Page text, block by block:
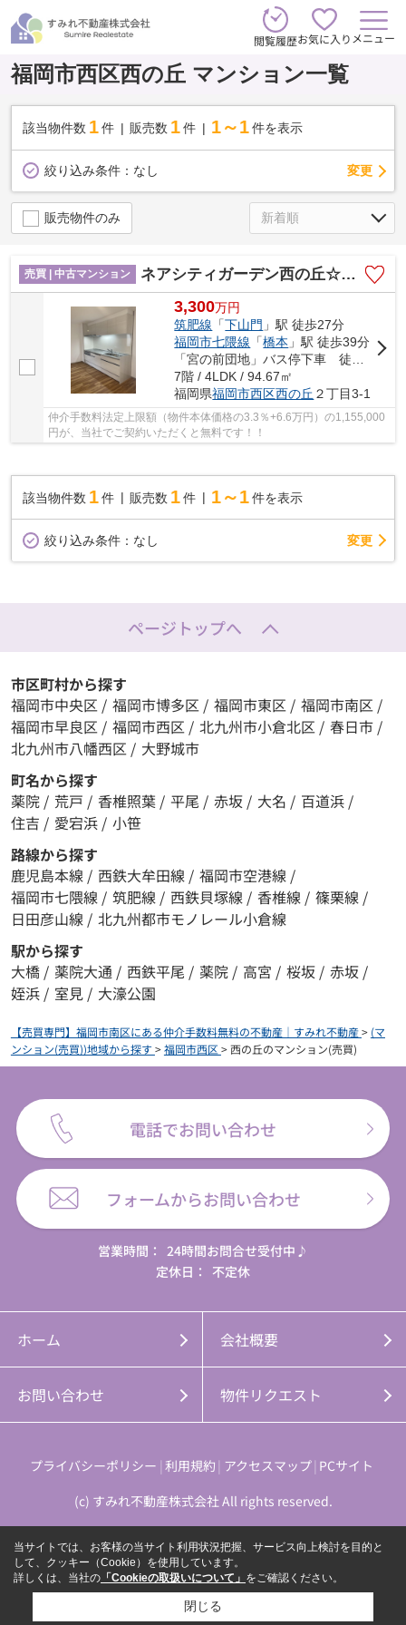
閲覧履歴お気に入り メニュー
福岡市西区西の丘 マンション一覧
該当物件数 1件 販売数 1 件 1～1 件を表示
絞り込み条件： なし 変更
販売物件のみ
売買 | 中古マンション ネアシティガーデン西の丘☆仲介手数料無料☆
3,300万円
筑肥線 「下山門 」駅 徒歩27分
福岡市七隈線 「橋本 」駅 徒歩39分
7階 / 4LDK / 94.67㎡
福岡県福岡市西区西の丘 ２丁目3-1
仲介手数料法定上限額（物件本体価格の3.3％+6.6万円）の1,155,000
円が、当社でご契約いただくと無料です！！
該当物件数 1件 販売数 1 件 1～1 件を表示
絞り込み条件： なし 変更
ページトップへ
市区町村から探す
福岡市中央区 / 福岡市博多区 / 福岡市東区 / 福岡市南区 /
福岡市早良区 / 福岡市西区 / 北九州市小倉北区 / 春日市 /
北九州市八幡西区 / 大野城市
町名から探す
薬院 / 荒戸 / 香椎照葉 / 平尾 / 赤坂 / 大名 / 百道浜 /
住吉 / 愛宕浜 / 小笹
路線から探す
鹿児島本線 / 西鉄大牟田線 / 福岡市空港線 /
福岡市七隈線 / 筑肥線 / 西鉄貝塚線 / 香椎線 / 篠栗線 /
日田彦山線 / 北九州都市モノレール小倉線
駅から探す
大橋 / 薬院大通 / 西鉄平尾 / 薬院 / 高宮 / 桜坂 / 赤坂 /
姪浜 / 室見 / 大濠公園
【売買専門】福岡市南区にある仲介手数料無料の不動産｜すみれ不動産> (マ
ンション(売買))地域から探す>福岡市西区 >西の丘のマンション(売買)
電話でお問い合わせ
フォームからお問い合わせ
営業時間：
24時間お問合せ受付中♪
定休日：
不定休
ホーム 会社概要
お問い合わせ 物件リクエスト
プライバシーポリシー 利用規約 アクセスマップ PCサイト
(c) すみれ不動産株式会社 All rights reserved.
当サイトでは、お客様の当サイト利用状況把握、サービス向上検討を目的と
して、クッキー（Cookie）を使用しています。
詳しくは、当社の 「Cookieの取扱いについて」 をご確認ください。
閉じる